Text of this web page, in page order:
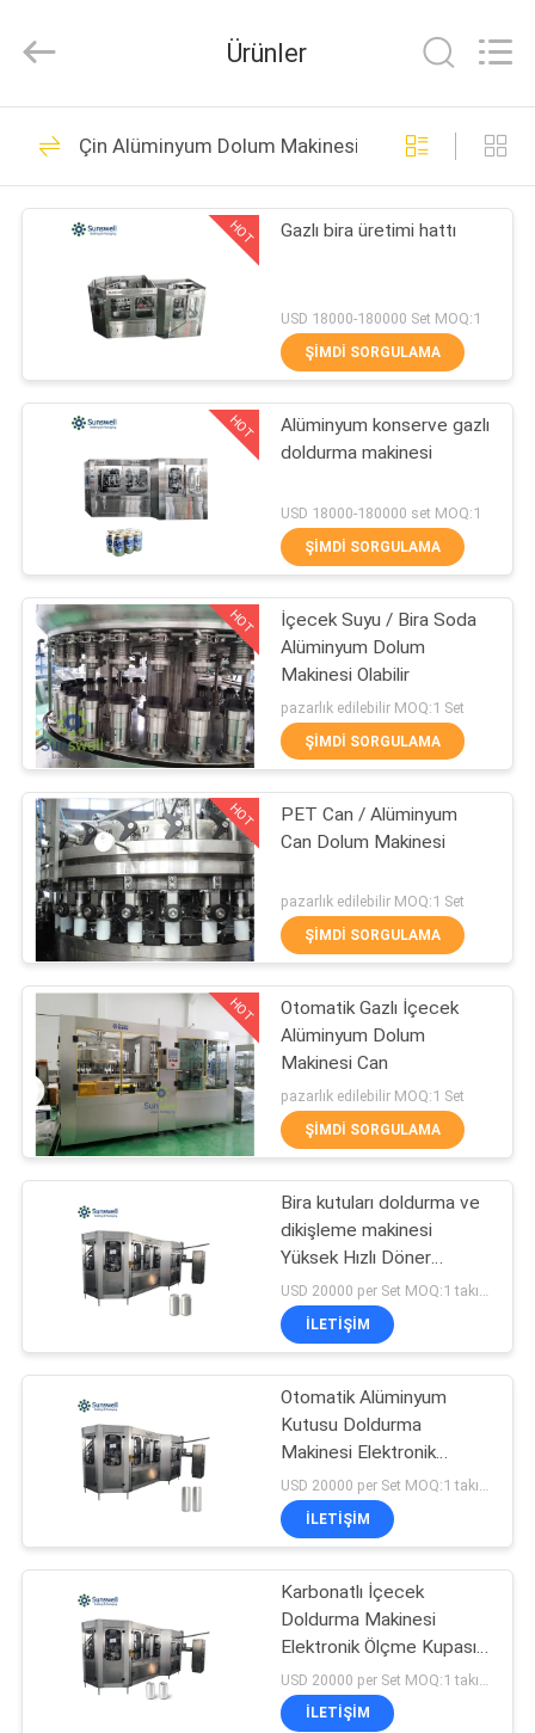
ÜRÜN:%
VİDEOLAR
HAKKIMIZDA
FABRIKA
KALITE
KONTROL
BIZIMLE
ILETIŞIME
GEÇIN
HABERLER
BIR
TEKLIF
ISTEĞI
SITE
HARITASI
PRIVACY
POLICY
Reserved.
İçecek dolum
makinası
91
Su Dolum Makineleri
248
Gazlı Dolum
Makinası
5 Galon Su Dolum
Makinesi
Dolum Kapama
Kombiblok üfleme
74
Alüminyum Dolum
Makinesi Can
Suyu Dolum
120
Ürünler
Çin Alüminyum Dolum Makinesi Can
HOT Gazlı bira üretimi hattı
USD 18000-180000 Set MOQ:1
ŞIMDI SORGULAMA
HOT
Alüminyum konserve gazlı
doldurma makinesi
USD 18000-180000 set MOQ:1
ŞIMDI SORGULAMA
HOT
İçecek Suyu / Bira Soda
Alüminyum Dolum
Makinesi Olabilir
pazarlık edilebilir MOQ:1 Set
ŞIMDI SORGULAMA
HOT
PET Can / Alüminyum
Can Dolum Makinesi
pazarlık edilebilir MOQ:1 Set
ŞIMDI SORGULAMA
HOT
Otomatik Gazlı İçecek
Alüminyum Dolum
Makinesi Can
pazarlık edilebilir MOQ:1 Set
ŞIMDI SORGULAMA
Bira kutuları doldurma ve
dikişleme makinesi
Yüksek Hızlı Döner
Konserve hattı 380V
İLETIŞIM
Otomatik Alüminyum
Kutusu Doldurma
Makinesi Elektronik
Ölçme Kupa Soda Kutusu
Üretim hattı
İLETIŞIM
Karbonatlı İçecek
Doldurma Makinesi
Elektronik Ölçme Kupası
4000BPH 50HZ
İLETIŞIM